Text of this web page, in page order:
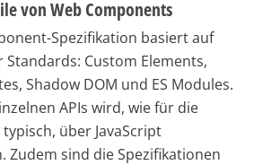
von Web Components
Spezifikation basiert auf
Standards: Custom Elements,
Shadow DOM und ES Modules.
APIs wird, wie für die
über JavaScript
Zudem sind die Spezifikationen